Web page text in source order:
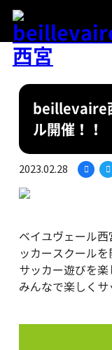
beillevaire
ル開催！！
2023.02.28
ベイユヴェール
ッカースクールを
サッカー遊びを楽
みんなで楽しくサ